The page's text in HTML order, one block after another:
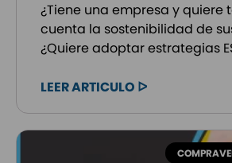
¿Tiene una empresa y quiere
cuenta la sostenibilidad de
¿Quiere adoptar estrategias
LEER ARTICULO ᐅ